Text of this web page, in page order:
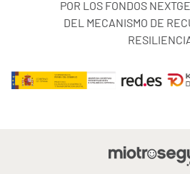
POR LOS FONDOS
DEL MECANISMO DE